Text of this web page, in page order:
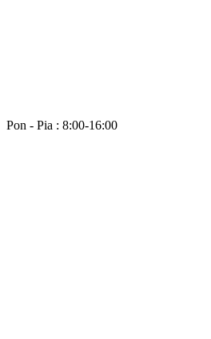
Pon - Pia : 8:00-16:00